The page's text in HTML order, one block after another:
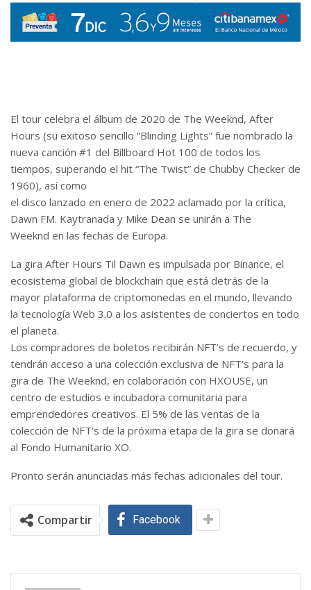
El tour celebra el álbum de 2020 de The Weeknd, After
Hours (su exitoso sencillo “Blinding Lights” fue nombrado la
nueva canción #1 del Billboard Hot 100 de todos los
tiempos, superando el hit “The Twist” de Chubby Checker de
1960), así como
el disco lanzado en enero de 2022 aclamado por la crítica,
Dawn FM. Kaytranada y Mike Dean se unirán a The
Weeknd en las fechas de Europa.
La gira After Hours Til Dawn es impulsada por Binance, el
ecosistema global de blockchain que está detrás de la
mayor plataforma de criptomonedas en el mundo, llevando
la tecnología Web 3.0 a los asistentes de conciertos en todo
el planeta.
Los compradores de boletos recibirán NFT’s de recuerdo, y
tendrán acceso a una colección exclusiva de NFT’s para la
gira de The Weeknd, en colaboración con HXOUSE, un
centro de estudios e incubadora comunitaria para
emprendedores creativos. El 5% de las ventas de la
colección de NFT’s de la próxima etapa de la gira se donará
al Fondo Humanitario XO.
Pronto serán anunciadas más fechas adicionales del tour.
Compartir Facebook